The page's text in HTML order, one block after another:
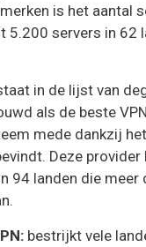
is het aantal
5.200 servers in 62
in de lijst van
als de beste
mede dankzij
Deze
94 landen die meer
bestrijkt vele